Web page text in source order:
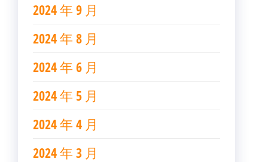
2024 年 9 月
2024 年 8 月
2024 年 6 月
2024 年 5 月
2024 年 4 月
2024 年 3 月